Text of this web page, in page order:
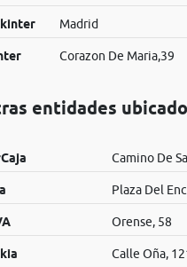
Madrid
Corazon De Maria,39
entidades
Camino De
Plaza Del
Orense, 58
Calle Oña,